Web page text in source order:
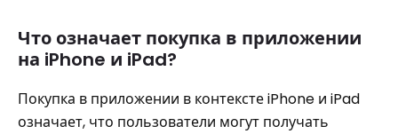
Что означает покупка в приложении
на iPhone и iPad?
Покупка в приложении в контексте iPhone и iPad
означает, что пользователи могут получать